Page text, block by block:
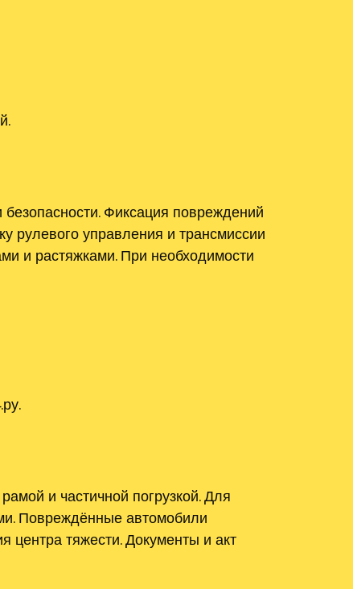
Фиксация повреждений
рулевого управления и трансмиссии
и растяжками. При необходимости
и частичной погрузкой. Для
Повреждённые автомобили
центра тяжести. Документы и акт